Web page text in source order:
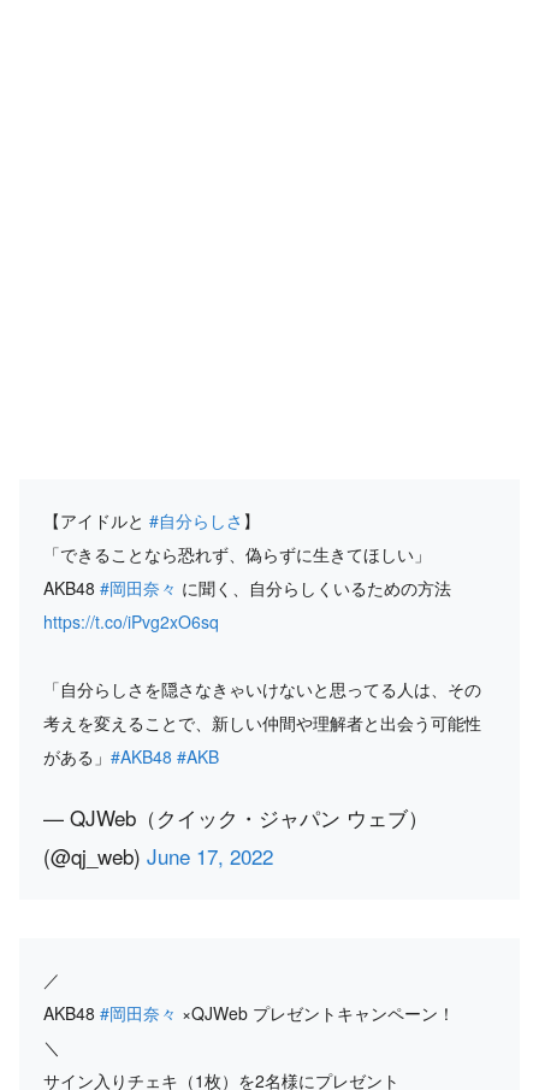
【アイドルと #自分らしさ 】
「できることなら恐れず、偽らずに生きてほしい」
AKB48 #岡田奈々 に聞く、自分らしくいるための方法
https://t.co/iPvg2xO6sq
「自分らしさを隠さなきゃいけないと思ってる人は、その
考えを変えることで、新しい仲間や理解者と出会う可能性
がある」 #AKB48 #AKB
— QJWeb（クイック・ジャパン ウェブ）
(@qj_web) June 17, 2022
／
AKB48 #岡田奈々 ×QJWeb プレゼントキャンペーン！
＼
サイン入りチェキ（1枚）を2名様にプレゼント